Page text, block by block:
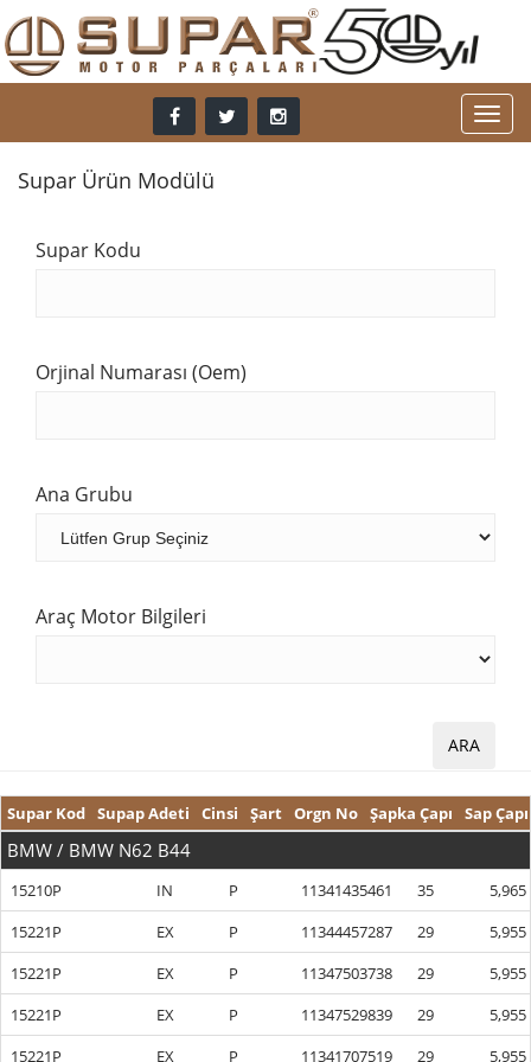
Supar Ürün Modülü
Supar Kodu
Orjinal Numarası (Oem)
Ana Grubu
Araç Motor Bilgileri
Supar Kod Supap Adeti Cinsi Şart Orgn No Şapka Çapı Sap Çapı
BMW / BMW N62 B44
15210P IN P 11341435461 35
5,965
15221P
EX P 11344457287 29
5,955
15221P
EX P 11347503738 29
5,955
15221P
EX P 11347529839 29
5,955
15221P
EX P 11341707519 29 5,955